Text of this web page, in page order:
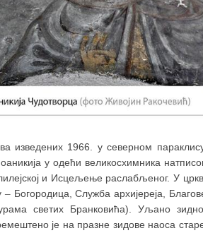
изведених 1966. у северном
у одећи великосхимника
и Исцељење раслабљеног. У
– Богородица, Служба архијереја,
светих Бранковића). Уљано
је на празне зидове наоса